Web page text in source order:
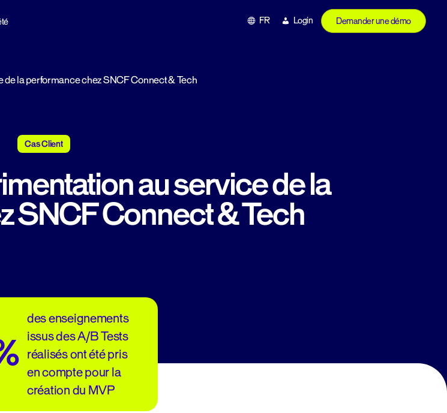
Demander une démo
Login
FR
de la performance chez SNCF Connect & Tech
Cas Client
au service de la
SNCF Connect & Tech
des enseignements
issus des A/B Tests
réalisés ont été pris
en compte pour la
création du MVP